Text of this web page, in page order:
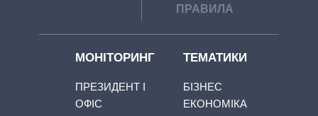
ПРАВИЛА
МОНІТОРИНГ
ПРЕЗИДЕНТ І
ОФІС
ТЕМАТИКИ
БІЗНЕС
ЕКОНОМІКА